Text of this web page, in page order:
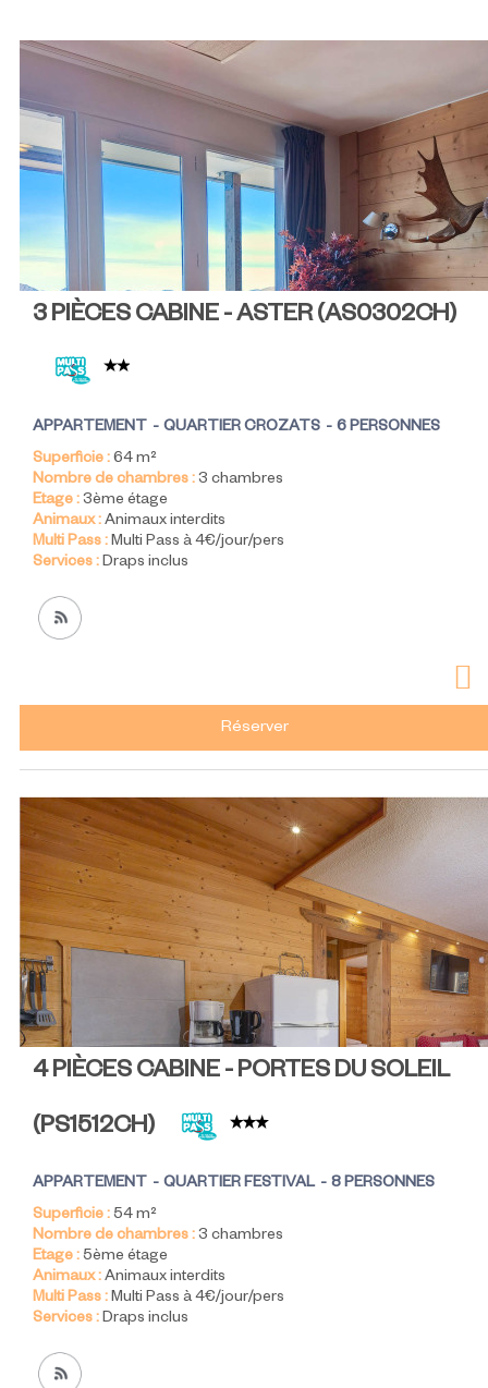
3 PIÈCES CABINE - ASTER(AS0302CH)
APPARTEMENT QUARTIER CROZATS
6 PERSONNES
Superficie :64m²
Nombre de chambres :3 chambres
Etage :3ème étage
Animaux :Animaux interdits
Multi Pass :Multi Pass à 4€/jour/pers
Services :Draps inclus
Réserver
4 PIÈCES CABINE - PORTES DU SOLEIL
(PS1512CH)
APPARTEMENT QUARTIER FESTIVAL
8 PERSONNES
Superficie :54m²
Nombre de chambres :3 chambres
Etage :5ème étage
Animaux :Animaux interdits
Multi Pass :Multi Pass à 4€/jour/pers
Services :Draps inclus